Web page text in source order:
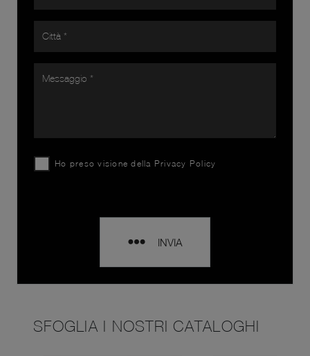
Ho preso visione della Privacy Policy
INVIA
SFOGLIA I NOSTRI CATALOGHI